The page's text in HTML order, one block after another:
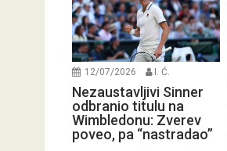
12/07/2026 I. Ć.
Nezaustavljivi Sinner
odbranio titulu na
Wimbledonu: Zverev
poveo, pa “nastradao”